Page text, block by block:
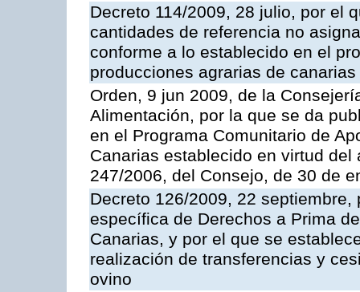
Decreto 114/2009, 28 julio, por el
cantidades de referencia no
conforme a lo establecido en el
producciones agrarias de canarias
Orden, 9 jun 2009, de la
Alimentación, por la que se da
en el Programa Comunitario de
Canarias establecido en virtud
247/2006, del Consejo, de 30 de
Decreto 126/2009, 22
específica de Derechos a Prima
Canarias, y por el que se
realización de transferencias y
ovino